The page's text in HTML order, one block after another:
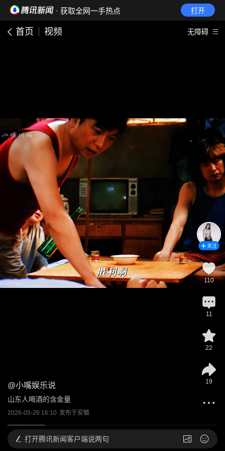
· 获取全网一手热点 打开
首页 视频 无障碍
@小嘴娱乐说
山东人喝酒的含金量
2026-05-26 16:10 发布于安徽
关注
110
11
22
19
打开腾讯新闻客户端说两句